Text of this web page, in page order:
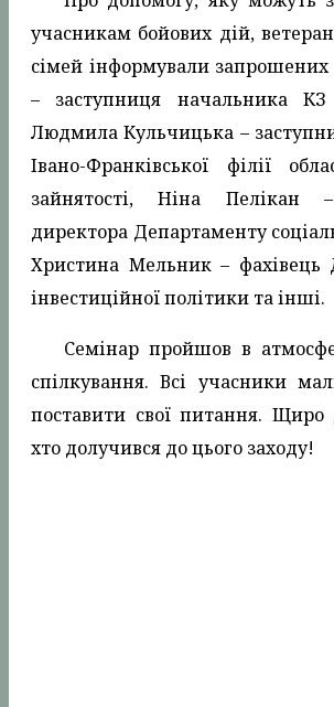
учасникам бойових дій,
сімей інформували
– заступниця начальника КЗ
Людмила Кульчицька –
Івано-Франківської філії
зайнятості, Ніна Пелікан
директора Департаменту
Христина Мельник – фахівець
інвестиційної політики та інші.
Семінар пройшов в
спілкування. Всі учасники
поставити свої питання. Щиро
хто долучився до цього заходу!